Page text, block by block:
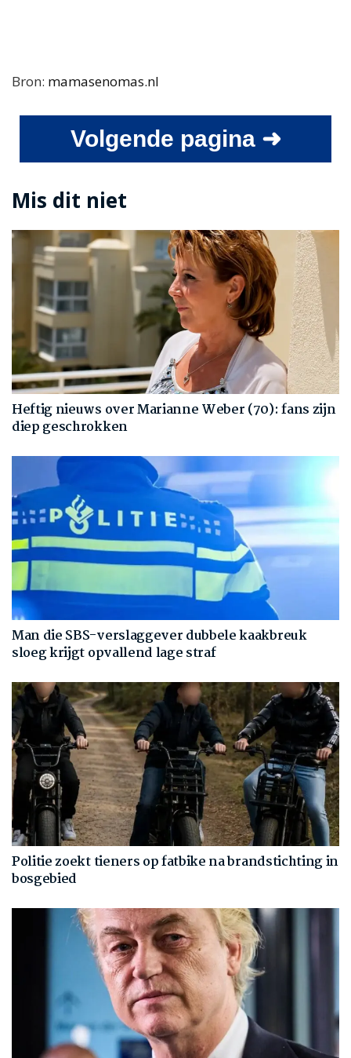
Bron: mamasenomas.nl
Volgende pagina ➜
Mis dit niet
Heftig nieuws over Marianne Weber (70): fans zijn
diep geschrokken
Man die SBS-verslaggever dubbele kaakbreuk
sloeg krijgt opvallend lage straf
Politie zoekt tieners op fatbike na brandstichting in
bosgebied